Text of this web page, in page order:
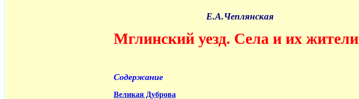
Е.А.Чеплянская
Мглинский уезд. Села и их жители
Содержание
Великая Дуброва